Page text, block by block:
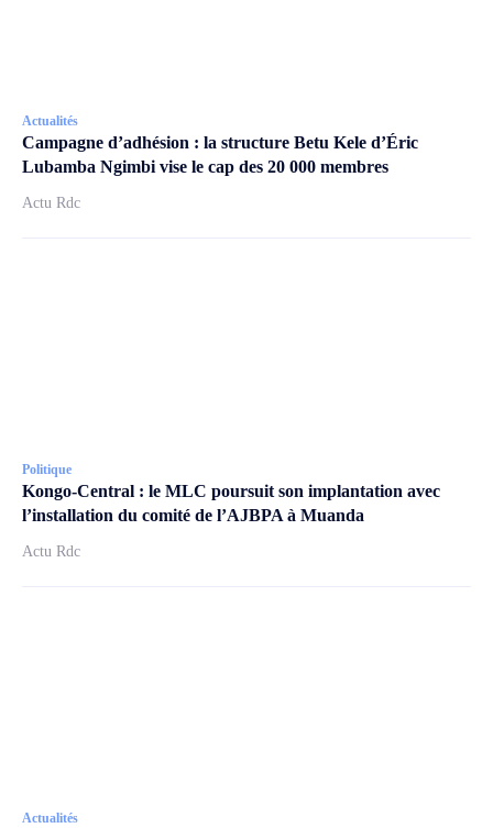
Actualités
Campagne d’adhésion : la structure Betu Kele d’Éric
Lubamba Ngimbi vise le cap des 20 000 membres
Actu Rdc
Politique
Kongo-Central : le MLC poursuit son implantation avec
l’installation du comité de l’AJBPA à Muanda
Actu Rdc
Actualités